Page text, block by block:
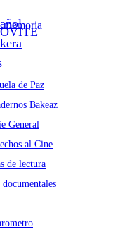
memoria
de Paz
Bakeaz
General
al Cine
de lectura